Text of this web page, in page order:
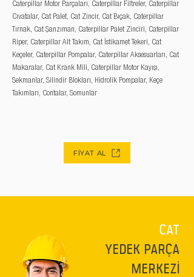
Caterpillar Motor Parçaları, Caterpillar Filtreler, Caterpillar
Cıvatalar, Cat Palet, Cat Zincir, Cat Bıçak, Caterpillar
Tırnak, Cat Şanzıman, Caterpillar Palet Zinciri, Caterpillar
Riper, Caterpillar Alt Takım, Cat İstikamet Tekeri, Cat
Keçeler, Caterpillar Pompalar, Caterpillar Aksesuarları, Cat
Makaralar, Cat Krank Mili, Caterpillar Motor Kayışı,
Sekmanlar, Silindir Blokları, Hidrolik Pompalar, Keçe
Takımları, Contalar, Somunlar
FİYAT AL
CAT
YEDEK PARÇA
MERKEZİ